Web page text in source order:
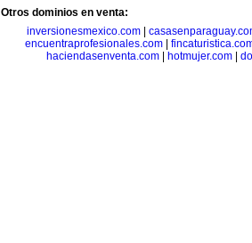
Otros dominios en venta:
inversionesmexico.com
encuentraprofesionales.com
haciendasenventa.com| hotmujer.com|